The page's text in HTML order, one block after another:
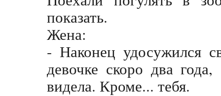
показать.
Жена:
- Наконец удосужился
девочке скоро два
видела. Кроме... тебя.